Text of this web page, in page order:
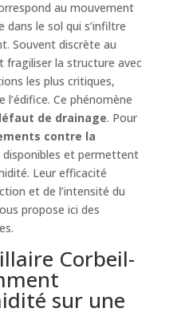
au mouvement
dans le sol qui s’infiltre
Souvent discrète au
la structure avec
les plus critiques,
Ce phénomène
de drainage. Pour
contre la
et permettent
Leur efficacité
et de l’intensité du
propose ici des
Corbeil-
sur une